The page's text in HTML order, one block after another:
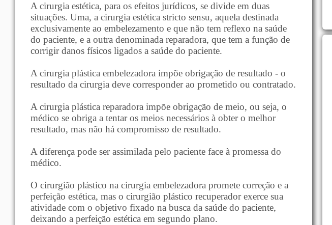
A cirurgia estética, para os efeitos jurídicos, se divide em duas
situações. Uma, a cirurgia estética stricto sensu, aquela destinada
exclusivamente ao embelezamento e que não tem reflexo na saúde
do paciente, e a outra denominada reparadora, que tem a função de
corrigir danos físicos ligados a saúde do paciente.
A cirurgia plástica embelezadora impõe obrigação de resultado - o
resultado da cirurgia deve corresponder ao prometido ou contratado.
A cirurgia plástica reparadora impõe obrigação de meio, ou seja, o
médico se obriga a tentar os meios necessários à obter o melhor
resultado, mas não há compromisso de resultado.
A diferença pode ser assimilada pelo paciente face à promessa do
médico.
O cirurgião plástico na cirurgia embelezadora promete correção e a
perfeição estética, mas o cirurgião plástico recuperador exerce sua
atividade com o objetivo fixado na busca da saúde do paciente,
deixando a perfeição estética em segundo plano.